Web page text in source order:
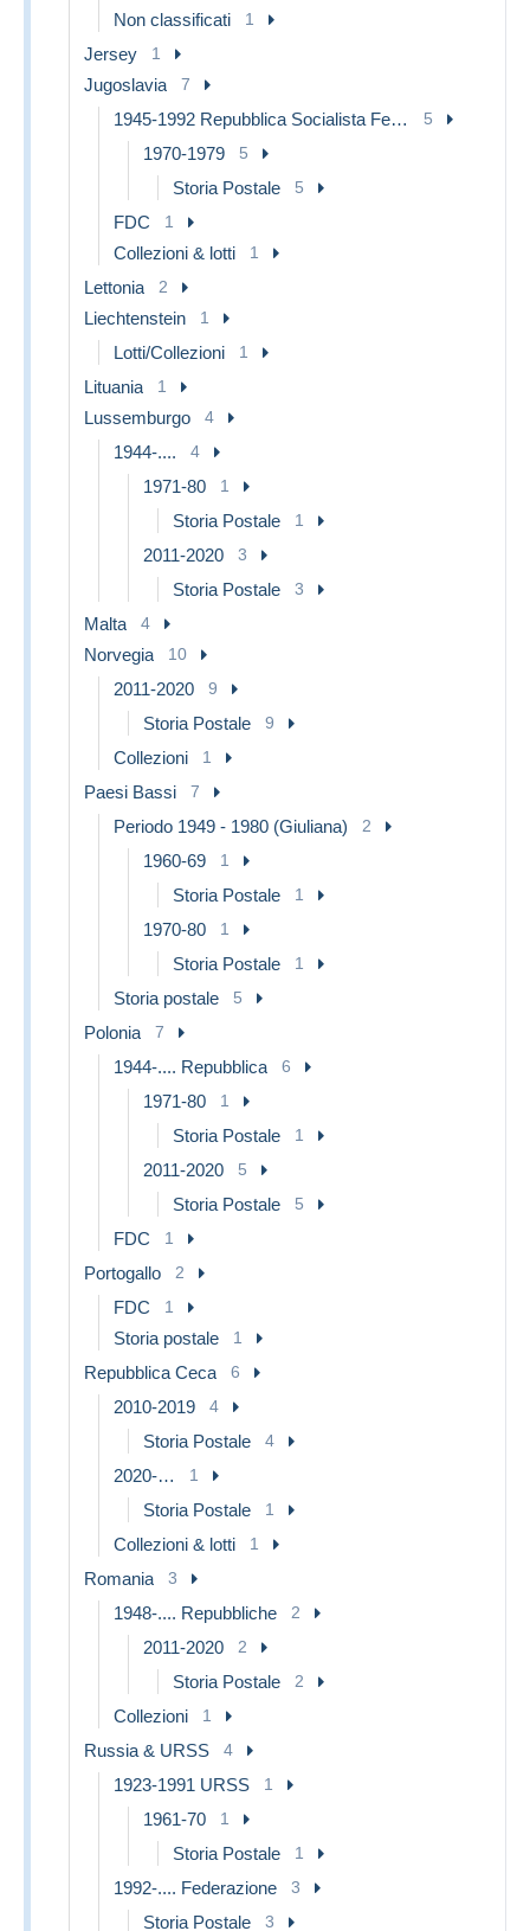
Non classificati 1
Jersey 1
Jugoslavia 7
1945-1992 Repubblica Socialista Federale di Jugoslavia 5
1970-1979 5
Storia Postale 5
FDC 1
Collezioni & lotti 1
Lettonia 2
Liechtenstein 1
Lotti/Collezioni 1
Lituania 1
Lussemburgo 4
1944-.... 4
1971-80 1
Storia Postale 1
2011-2020 3
Storia Postale 3
Malta 4
Norvegia 10
2011-2020 9
Storia Postale 9
Collezioni 1
Paesi Bassi 7
Periodo 1949 - 1980 (Giuliana) 2
1960-69 1
Storia Postale 1
1970-80 1
Storia Postale 1
Storia postale 5
Polonia 7
1944-.... Repubblica 6
1971-80 1
Storia Postale 1
2011-2020 5
Storia Postale 5
FDC 1
Portogallo 2
FDC 1
Storia postale 1
Repubblica Ceca 6
2010-2019 4
Storia Postale 4
2020-… 1
Storia Postale 1
Collezioni & lotti 1
Romania 3
1948-.... Repubbliche 2
2011-2020 2
Storia Postale 2
Collezioni 1
Russia & URSS 4
1923-1991 URSS 1
1961-70 1
Storia Postale 1
1992-.... Federazione 3
Storia Postale 3